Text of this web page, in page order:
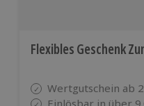
Flexibles Geschenk
Wertgutschein ab
Einlösbar in über